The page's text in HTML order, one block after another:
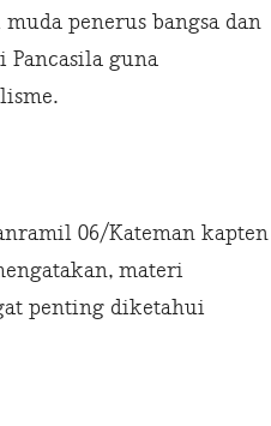
penerus bangsa dan
guna
06/Kateman kapten
materi
penting diketahui